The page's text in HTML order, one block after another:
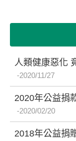
人類健康惡化
2020/11/27
2020年公益捐
2020/02/20
2018年公益捐